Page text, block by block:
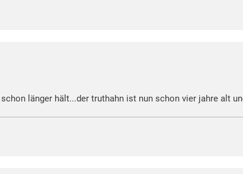
länger hält...der truthahn ist nun schon vier jahre alt